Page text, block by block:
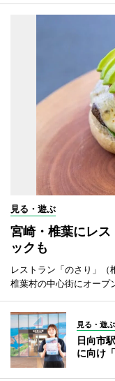
見る・遊ぶ
宮崎・椎葉にレ
ックも
レストラン「のさり」
椎葉村の中心街にオープ
見る・遊ぶ
日向市
に向け